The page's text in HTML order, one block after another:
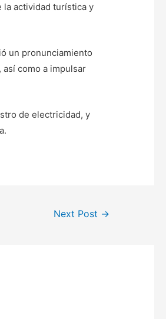
la actividad turística y
un pronunciamiento
como a impulsar
de electricidad, y
Next Post →